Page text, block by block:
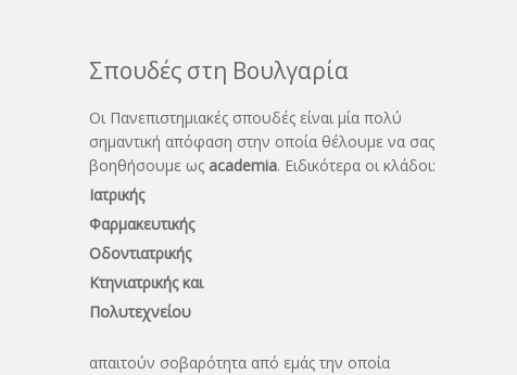
Σπουδές στη Βουλγαρία
Οι Πανεπιστημιακές σπουδές είναι μία πολύ
σημαντική απόφαση στην οποία θέλουμε να σας
βοηθήσουμε ως academia. Ειδικότερα οι κλάδοι:
Ιατρικής
Φαρμακευτικής
Οδοντιατρικής
Κτηνιατρικής και
Πολυτεχνείου
απαιτούν σοβαρότητα από εμάς την οποία